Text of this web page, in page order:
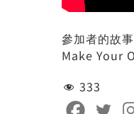
參加者的故
Make Your
333